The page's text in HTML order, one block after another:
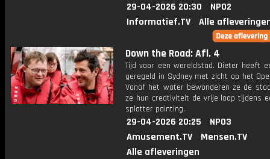
29-04-2026 20:30
NPO2
Informatief.TV
Alle
Down the Road: Afl. 4
Tijd voor een wereldstad. Dieter heeft
geregeld in Sydney met zicht op het
Vanaf het water bewonderen ze de
ze hun creativiteit de vrije loop tijdens
splatter painting.
29-04-2026 20:25
NPO3
Amusement.TV
Mensen.TV
Alle afleveringen